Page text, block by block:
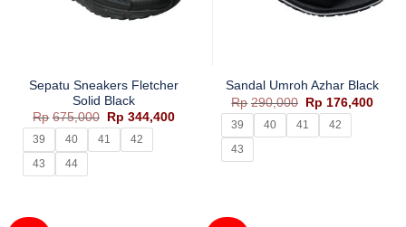
Sepatu Sneakers Fletcher
Solid Black
Rp 675,000
Harga
aslinya
adalah:
Rp675,000.
Rp 344,400Harga
Rp344,400.
39 40 41
42
43
44
Sandal Umroh Azhar Black
Rp 290,000
Harga
aslinya
adalah:
Rp290,000.
Rp 176,400
39 40 41
42
43